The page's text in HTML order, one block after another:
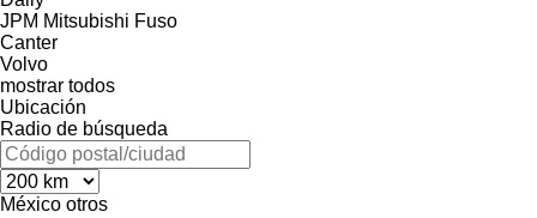
JPM Mitsubishi Fuso
Canter
Volvo
mostrar todos
Ubicación
Radio de búsqueda
México otros